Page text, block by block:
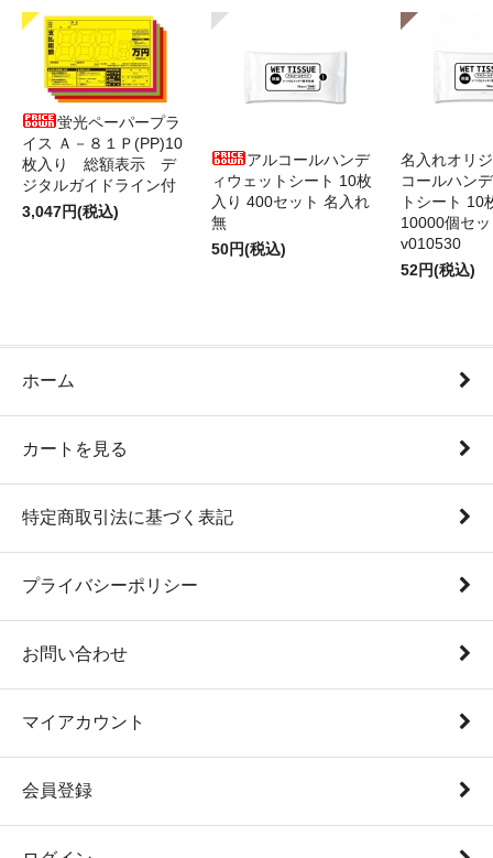
蛍光ペーパープラ
イス Ａ－８１Ｐ(PP)10
枚入り 総額表示 デ
ジタルガイドライン付
3,047円(税込)
アルコールハンデ
ィウェットシート 10枚
入り 400セット 名入れ
無
50円(税込)
名入れオリ
コールハン
トシート 10
10000個セ
v010530
52円(税込)
ホーム
カートを見る
特定商取引法に基づく表記
プライバシーポリシー
お問い合わせ
マイアカウント
会員登録